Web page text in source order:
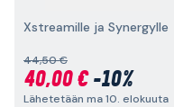
Xstreamille ja Synergylle
44,50 €
40,00 €-10%
Lähetetään ma 10. elokuuta